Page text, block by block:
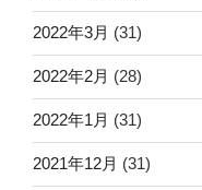
2022年3月 (31)
2022年2月 (28)
2022年1月 (31)
2021年12月 (31)